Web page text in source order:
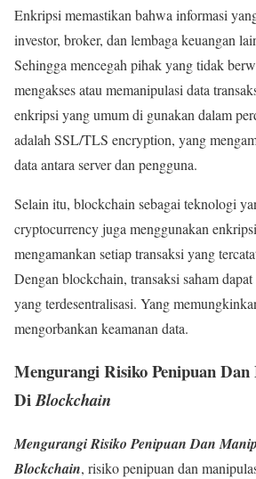
Enkripsi memastikan bahwa informasi
investor, broker, dan lembaga keuangan
Sehingga mencegah pihak yang tidak
mengakses atau memanipulasi data
enkripsi yang umum di gunakan dalam
adalah SSL/TLS encryption, yang
data antara server dan pengguna.
Selain itu, blockchain sebagai teknologi
cryptocurrency juga menggunakan
mengamankan setiap transaksi yang
Dengan blockchain, transaksi saham
yang terdesentralisasi. Yang
mengorbankan keamanan data.
Mengurangi Risiko Penipuan
DiBlockchain
Mengurangi Risiko Penipuan Dan
Blockchain, risiko penipuan dan